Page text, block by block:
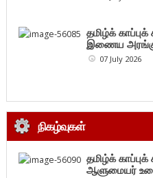
தமிழ்க் காப்புக்
இணைய
07 July 2026
நிகழ்வுகள்
தமிழ்க்
ஆளுமையர்